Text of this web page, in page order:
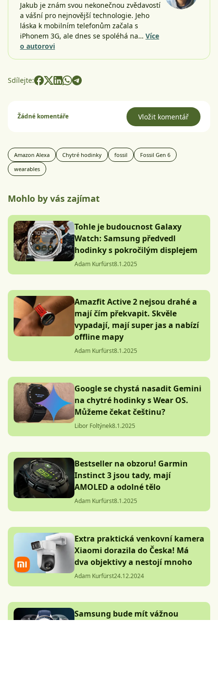
Jakub je znám svou nekonečnou zvědavostí
a vášní pro nejnovější technologie. Jeho
láska k mobilním telefonům začala s
iPhonem 3G, ale dnes se spoléhá na… Více
o autorovi
Sdílejte:
Žádné komentáře Vložit komentář
Amazon Alexa Chytré hodinky fossil
Fossil Gen 6
wearables
Mohlo by vás zajímat
Tohle je budoucnost Galaxy
Watch: Samsung předvedl
hodinky s pokročilým displejem
Adam Kurfürst8.1.2025
Amazfit Active 2 nejsou drahé a
mají čím překvapit. Skvěle
vypadají, mají super jas a nabízí
offline mapy
Adam Kurfürst8.1.2025
Google se chystá nasadit Gemini
na chytré hodinky s Wear OS.
Můžeme čekat češtinu?
Libor Foltýnek8.1.2025
Bestseller na obzoru! Garmin
Instinct 3 jsou tady, mají
AMOLED a odolné tělo
Adam Kurfürst8.1.2025
Extra praktická venkovní kamera
Xiaomi dorazila do Česka! Má
dva objektivy a nestojí mnoho
Adam Kurfürst24.12.2024
Samsung bude mít vážnou